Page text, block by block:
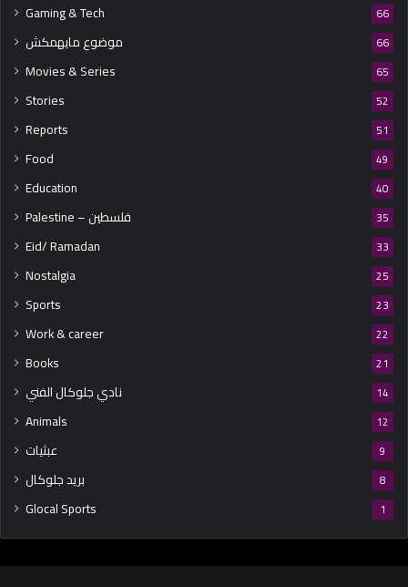
Gaming & Tech 66
موضوع مايهمكش 66
Movies & Series 65
Stories 52
Reports 51
Food 49
Education 40
Palestine – فلسطين 35
Eid/ Ramadan 33
Nostalgia 25
Sports 23
Work & career 22
Books 21
نادي جلوكال الفني 14
Animals 12
عبثيات 9
بريد جلوكال 8
Glocal Sports 1